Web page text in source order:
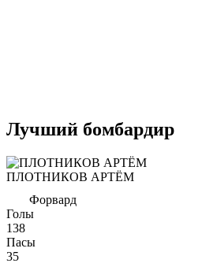
Лучший бомбардир
ПЛОТНИКОВ АРТЁМ
Форвард
Голы
138
Пасы
35